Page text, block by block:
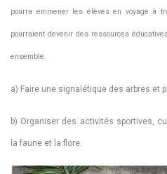
pourra emmener les élèves en voyage à
pourraient devenir des ressources
ensemble.
a) Faire une signalétique des arbres et
b) Organiser des activités sportives,
la faune et la flore.